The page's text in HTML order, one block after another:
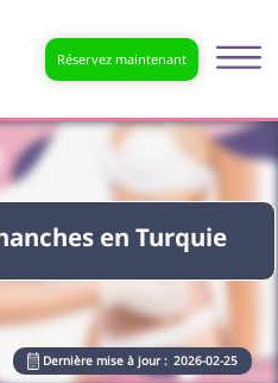
Réservez maintenant
en Turquie
Dernière mise à jour : 2026-02-25